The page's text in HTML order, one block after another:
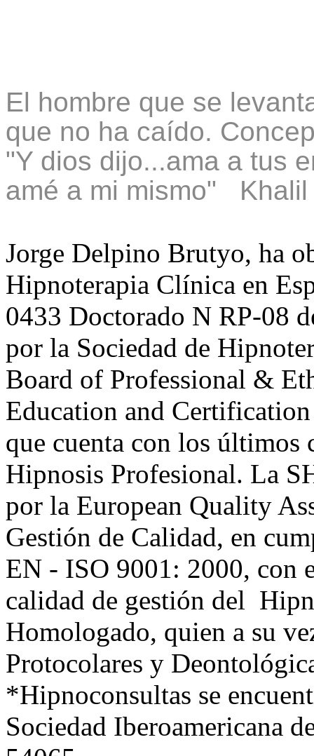
El hombre que se
que no ha caído.
"Y dios dijo...ama a tus
amé a mi mismo" Khalil
Jorge Delpino Brutyo, ha
Hipnoterapia Clínica en
0433 Doctorado N RP-08
por la Sociedad de
Board of Professional &
Education and
que cuenta con los últimos
Hipnosis Profesional. La
por la European Quality
Gestión de Calidad, en
EN - ISO 9001: 2000, con
calidad de gestión del
Homologado, quien a su
Protocolares y
*Hipnoconsultas se
Sociedad Iberoamericana